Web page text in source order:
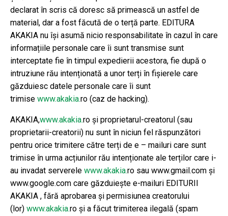
declarat în scris că doresc să primească un astfel de
material, dar a fost făcută de o terță parte. EDITURA
AKAKIA nu își asumă nicio responsabilitate în cazul în care
informațiile personale care îi sunt transmise sunt
interceptate fie în timpul expedierii acestora, fie după o
intruziune rău intenționată a unor terți în fișierele care
găzduiesc datele personale care îi sunt
trimise www.akakia.ro (caz de hacking).
AKAKIA,www.akakia.ro și proprietarul-creatorul (sau
proprietarii-creatorii) nu sunt în niciun fel răspunzători
pentru orice trimitere către terți de e – mailuri care sunt
trimise în urma acțiunilor rău intenționate ale terților care i-
au invadat serverele www.akakia.ro sau www.gmail.com și
www.google.com care găzduiește e-mailuri EDITURII
AKAKIA , fără aprobarea și permisiunea creatorului
(lor) www.akakia.ro și a făcut trimiterea ilegală (spam